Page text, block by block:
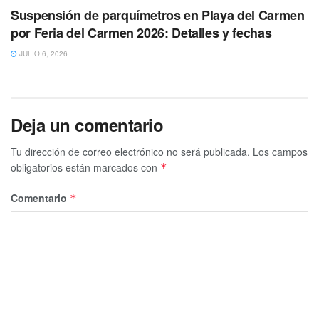
Suspensión de parquímetros en Playa del Carmen
por Feria del Carmen 2026: Detalles y fechas
JULIO 6, 2026
Deja un comentario
Tu dirección de correo electrónico no será publicada. Los campos
obligatorios están marcados con *
Comentario *